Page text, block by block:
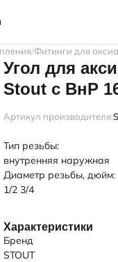
Фитинги для
Угол для
Stout c ВнР
Артикул производителя:
Тип резьбы:
внутренняя наружная
Диаметр резьбы, дюйм:
1/2 3/4
Характеристики
Бренд
STOUT